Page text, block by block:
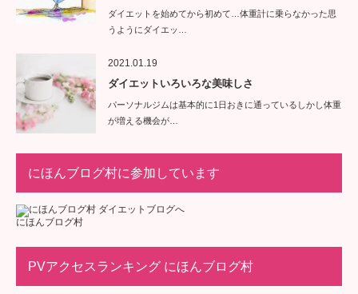
ダイエットを始めてから初めて…体重計に乗らなかった思
うようにダイエッ…
2021.01.19
ダイエットいろいろな美味しさ
パーソナルジムは基本的に1日おきに通っているしかし体重
が増える機会が…
にほんブログ村に参加しています
にほんブログ村
PVアクセスランキング にほんブログ村